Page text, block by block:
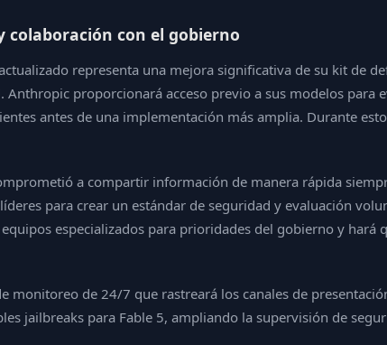
colaboración con el gobierno
representa una mejora significativa de su kit de
Anthropic proporcionará acceso previo a sus modelos
antes de una implementación más amplia. Durante
a compartir información de manera rápida
para crear un estándar de seguridad y evaluación
especializados para prioridades del gobierno y
monitoreo de 24/7 que rastreará los canales de
jailbreaks para Fable 5, ampliando la supervisión de